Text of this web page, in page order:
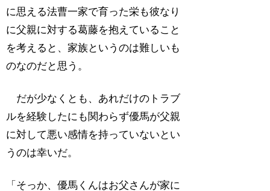
に思える法曹一家で育った栄も彼なり
に父親に対する葛藤を抱えていること
を考えると、家族というのは難しいも
のなのだと思う。
だが少なくとも、あれだけのトラブ
ルを経験したにも関わらず優馬が父親
に対して悪い感情を持っていないとい
うのは幸いだ。
「そっか、優馬くんはお父さんが家に